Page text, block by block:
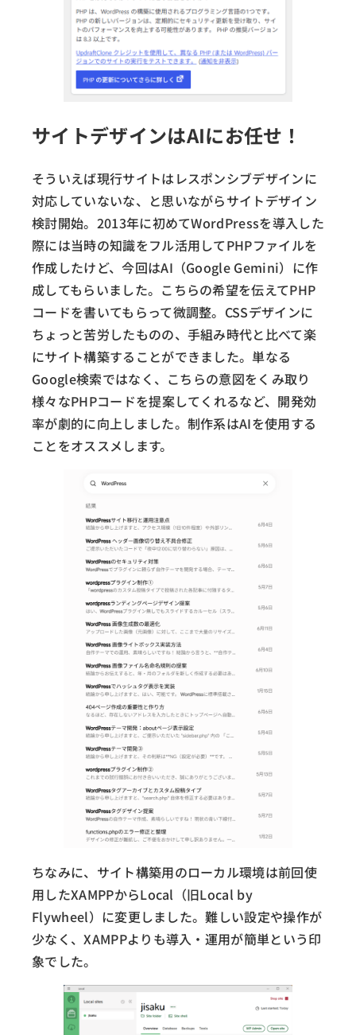
サイトデザインはAIにお任せ！
そういえば現行サイトはレスポンシブデザインに
対応していないな、と思いながらサイトデザイン
検討開始。2013年に初めてWordPressを導入した
際には当時の知識をフル活用してPHPファイルを
作成したけど、今回はAI（Google Gemini）に作
成してもらいました。こちらの希望を伝えてPHP
コードを書いてもらって微調整。CSSデザインに
ちょっと苦労したものの、手組み時代と比べて楽
にサイト構築することができました。単なる
Google検索ではなく、こちらの意図をくみ取り
様々なPHPコードを提案してくれるなど、開発効
率が劇的に向上しました。制作系はAIを使用する
ことをオススメします。
ちなみに、サイト構築用のローカル環境は前回使
用したXAMPPからLocal（旧Local by
Flywheel）に変更しました。難しい設定や操作が
少なく、XAMPPよりも導入・運用が簡単という印
象でした。